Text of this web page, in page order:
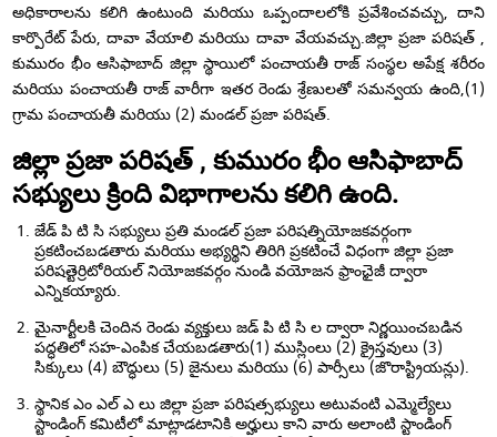
అధికారాలను కలిగి ఉంటుంది మరియు ఒప్పందాలలోకి ప్రవేశించవచ్చు, దాని
కార్పొరేట్ పేరు, దావా వేయాలి మరియు దావా వేయవచ్చు.జిల్లా ప్రజా పరిషత్ ,
కుమురం భీం ఆసిఫాబాద్ జిల్లా స్థాయిలో పంచాయతీ రాజ్ సంస్థల అపేక్ష శరీరం
మరియు పంచాయతీ రాజ్ వారీగా ఇతర రెండు శ్రేణులతో సమన్వయ ఉంది,(1)
గ్రామ పంచాయతీ మరియు (2) మండల్ ప్రజా పరిషత్.
జిల్లా ప్రజా పరిషత్ , కుమురం భీం ఆసిఫాబాద్
సభ్యులు క్రింది విభాగాలను కలిగి ఉంది.
జేడ్ పి టి సి సభ్యులు ప్రతి మండల్ ప్రజా పరిషత్నియోజకవర్గంగా
ప్రకటించబడతారు మరియు అభ్యర్థిని తిరిగి ప్రకటించే విధంగా జిల్లా ప్రజా
పరిషత్టెర్రిటోరియల్ నియోజకవర్గం నుండి వయోజన ఫ్రాంఛైజీ ద్వారా
ఎన్నికయ్యారు.
మైనార్టీలకి చెందిన రెండు వ్యక్తులు జడ్ పి టి సి ల ద్వారా నిర్ణయించబడిన
పద్ధతిలో సహ-ఎంపిక చేయబడతారు(1) ముస్లింలు (2) క్రైస్తవులు (3)
సిక్కులు (4) బౌద్ధులు (5) జైనులు మరియు (6) పార్సీలు (జొరాస్ట్రియన్లు).
స్థానిక ఎం ఎల్ ఎ లు జిల్లా ప్రజా పరిషత్సభ్యులు అటువంటి ఎమ్మెల్యేలు
స్టాండింగ్ కమిటీలో మాట్లాడటానికి అర్హులు కాని వారు అలాంటి స్టాండింగ్